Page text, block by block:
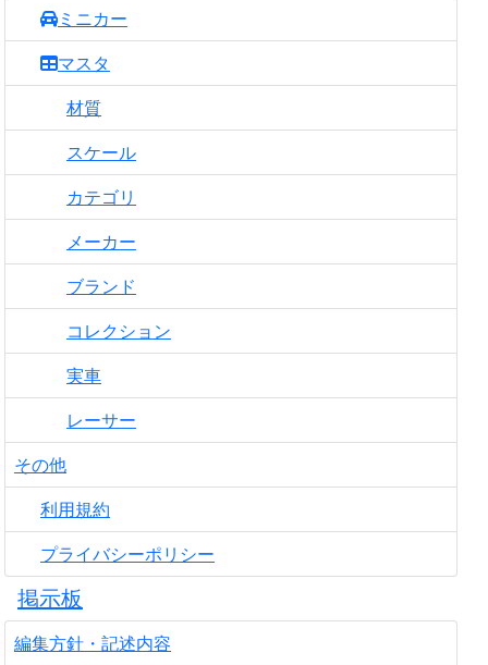
ミニカー
マスタ
材質
スケール
カテゴリ
メーカー
ブランド
コレクション
実車
レーサー
その他
利用規約
プライバシーポリシー
掲示板
編集方針・記述内容